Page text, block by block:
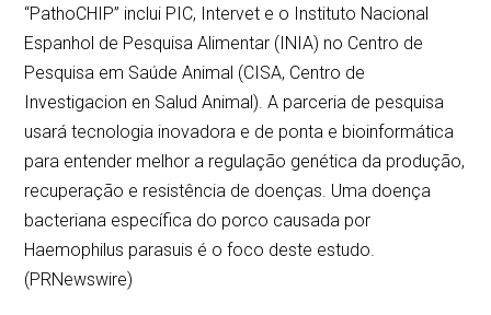
“PathoCHIP” inclui PIC, Intervet e o Instituto Nacional
Espanhol de Pesquisa Alimentar (INIA) no Centro de
Pesquisa em Saúde Animal (CISA, Centro de
Investigacion en Salud Animal). A parceria de pesquisa
usará tecnologia inovadora e de ponta e bioinformática
para entender melhor a regulação genética da produção,
recuperação e resistência de doenças. Uma doença
bacteriana específica do porco causada por
Haemophilus parasuis é o foco deste estudo.
(PRNewswire)